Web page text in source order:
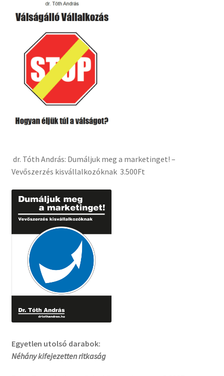
dr. Tóth András: Dumáljuk meg a marketinget! –
Vevőszerzés kisvállalkozóknak 3.500Ft
Egyetlen utolsó darabok:
Néhány kifejezetten ritkaság